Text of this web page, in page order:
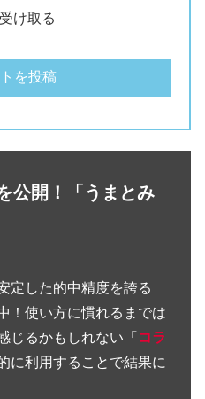
け取る
公開！「うまとみ
定した的中精度を誇る
！使い方に慣れるまでは
じるかもしれない「コラ
に利用することで結果に